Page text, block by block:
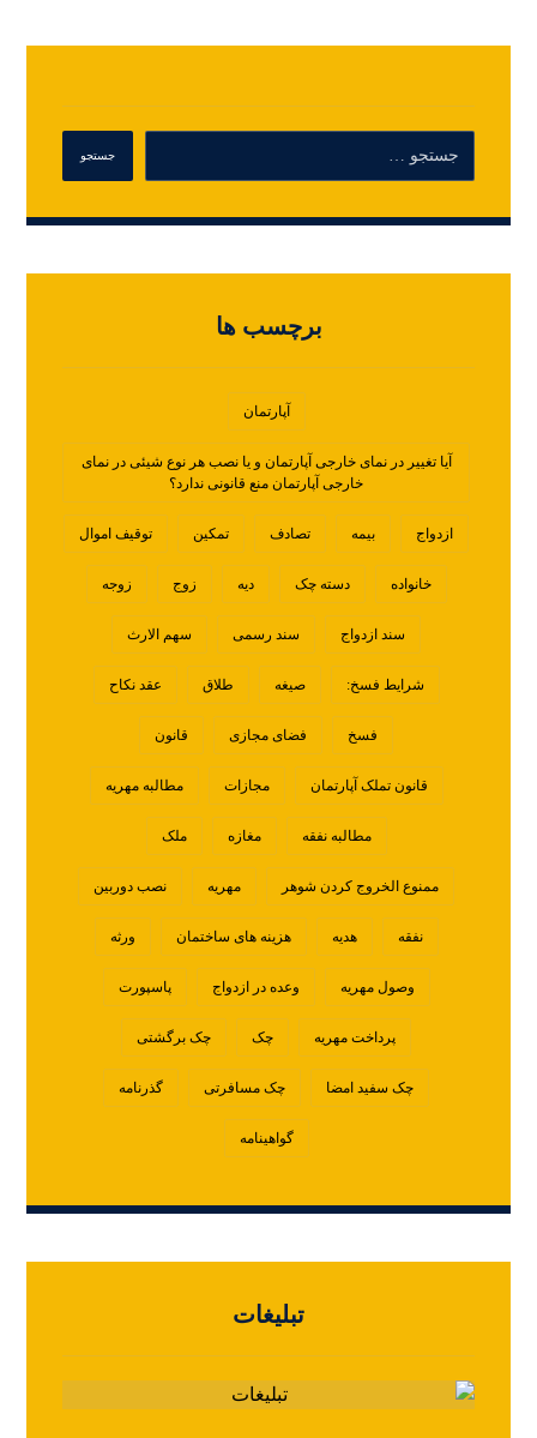
برچسب ها
آپارتمان
آیا تغییر در نمای خارجی آپارتمان و یا نصب هر نوع شیئی در نمای
خارجی آپارتمان منع قانونی ندارد؟
ازدواج بیمه تصادف تمکین توقیف اموال
خانواده دسته چک دیه زوج زوجه
سند ازدواج سند رسمی سهم الارث
شرایط فسخ: صیغه طلاق عقد نکاح
فسخ فضای مجازی قانون
قانون تملک آپارتمان مجازات مطالبه مهریه
مطالبه نفقه مغازه ملک
ممنوع الخروج کردن شوهر مهریه نصب دوربین
نفقه هدیه هزینه های ساختمان ورثه
وصول مهریه وعده در ازدواج پاسپورت
پرداخت مهریه چک چک برگشتی
چک سفید امضا چک مسافرتی گذرنامه
گواهینامه
تبلیغات